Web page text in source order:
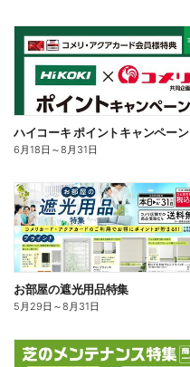
ハイコーキ ポイントキャンペーン
6月18日 ～8月31日
お部屋の遮光用品特集
5月29日 ～8月31日